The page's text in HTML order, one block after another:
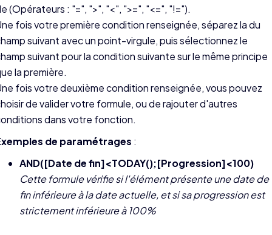
(Opérateurs : "=", ">", "<", ">=", "<=", "!=").
fois votre première condition renseignée, séparez la du
suivant avec un point-virgule, puis sélectionnez le
suivant pour la condition suivante sur le même principe
la première.
fois votre deuxième condition renseignée, vous pouvez
de valider votre formule, ou de rajouter d'autres
dans votre fonction.
de paramétrages :
AND([Date de fin]<TODAY();[Progression]<100)
Cette formule vérifie si l'élément présente une date de
fin inférieure à la date actuelle, et si sa progression est
strictement inférieure à 100%